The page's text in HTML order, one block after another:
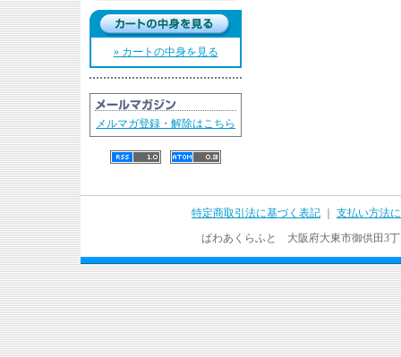
» カートの中身を見る
メルマガ登録・解除はこちら
特定商取引法に基づく表記
支払い方法
ぱわあくらふと 大阪府大東市御供田3